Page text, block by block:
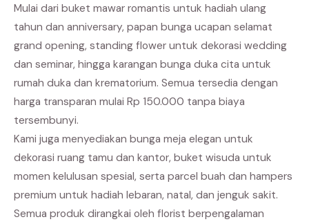
Mulai dari buket mawar romantis untuk hadiah ulang
tahun dan anniversary, papan bunga ucapan selamat
grand opening, standing flower untuk dekorasi wedding
dan seminar, hingga karangan bunga duka cita untuk
rumah duka dan krematorium. Semua tersedia dengan
harga transparan mulai Rp 150.000 tanpa biaya
tersembunyi.
Kami juga menyediakan bunga meja elegan untuk
dekorasi ruang tamu dan kantor, buket wisuda untuk
momen kelulusan spesial, serta parcel buah dan hampers
premium untuk hadiah lebaran, natal, dan jenguk sakit.
Semua produk dirangkai oleh florist berpengalaman